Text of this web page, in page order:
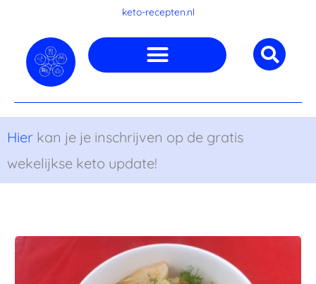
inhoud
keto-recepten.nl
Hier kan je je inschrijven op de gratis
wekelijkse keto update!